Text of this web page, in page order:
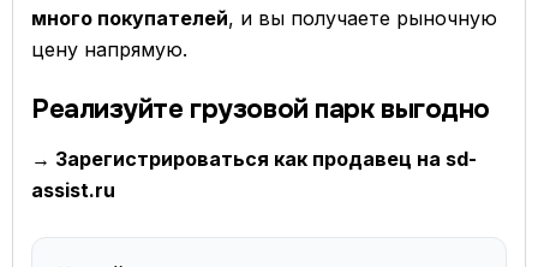
много покупателей, и вы получаете рыночную
цену напрямую.
Реализуйте грузовой парк выгодно
→ Зарегистрироваться как продавец на sd-
assist.ru